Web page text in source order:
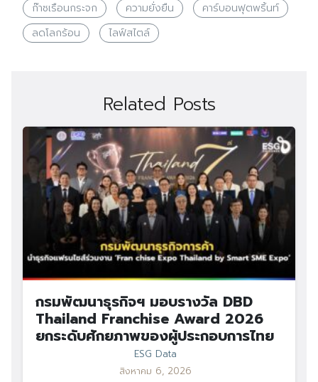
ก๊าซเรือนกระจก
ความยั่งยืน
คาร์บอนฟุตพริ้นท์
ลดโลกร้อน
ไลฟ์สไตล์
Related Posts
กรมพัฒนาธุรกิจฯ มอบรางวัล DBD
Thailand Franchise Award 2026
ยกระดับศักยภาพของผู้ประกอบการไทย
ESG Data
สิงหาคม 6, 2026